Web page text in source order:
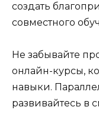
создать
совместного
Не забывайте
онлайн-курсы,
навыки.
развивайтесь в